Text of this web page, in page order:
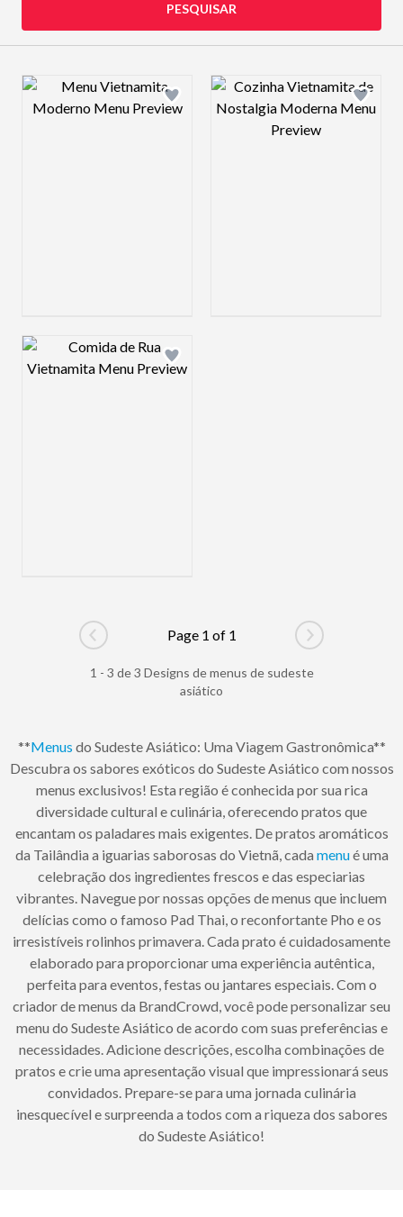
PESQUISAR
Design preview image Design preview
Design preview image
Go to previous page
Page 1 of 1
Go to next
1 - 3 de 3 Designs de menus de sudeste
asiático
**Menus do Sudeste Asiático: Uma Viagem Gastronômica**
Descubra os sabores exóticos do Sudeste Asiático com nossos
menus exclusivos! Esta região é conhecida por sua rica
diversidade cultural e culinária, oferecendo pratos que
encantam os paladares mais exigentes. De pratos aromáticos
da Tailândia a iguarias saborosas do Vietnã, cada menué uma
celebração dos ingredientes frescos e das especiarias
vibrantes. Navegue por nossas opções de menus que incluem
delícias como o famoso Pad Thai, o reconfortante Pho e os
irresistíveis rolinhos primavera. Cada prato é cuidadosamente
elaborado para proporcionar uma experiência autêntica,
perfeita para eventos, festas ou jantares especiais. Com o
criador de menus da BrandCrowd, você pode personalizar seu
menu do Sudeste Asiático de acordo com suas preferências e
necessidades. Adicione descrições, escolha combinações de
pratos e crie uma apresentação visual que impressionará seus
convidados. Prepare-se para uma jornada culinária
inesquecível e surpreenda a todos com a riqueza dos sabores
do Sudeste Asiático!